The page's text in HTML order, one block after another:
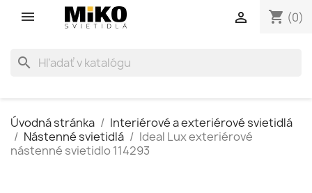
shopping_cart (0)

search
Úvodná stránka
Interiérové a exteriérové svietidlá
Nástenné svietidlá
Ideal Lux exteriérové
nástenné svietidlo 114293